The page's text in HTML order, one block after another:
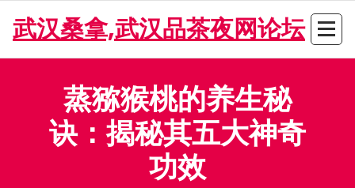
content
武汉桑拿,武汉品茶夜网论坛
蒸猕猴桃的养生秘
诀：揭秘其五大神奇
功效